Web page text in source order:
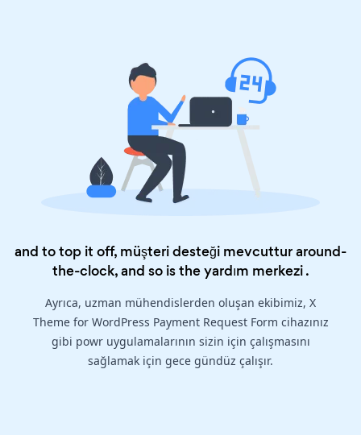
and to top it off, müşteri desteği mevcuttur around-
the-clock, and so is theyardım merkezi.
Ayrıca, uzman mühendislerden oluşan ekibimiz, X
Theme for WordPress Payment Request Form cihazınız
gibi powr uygulamalarının sizin için çalışmasını
sağlamak için gece gündüz çalışır.